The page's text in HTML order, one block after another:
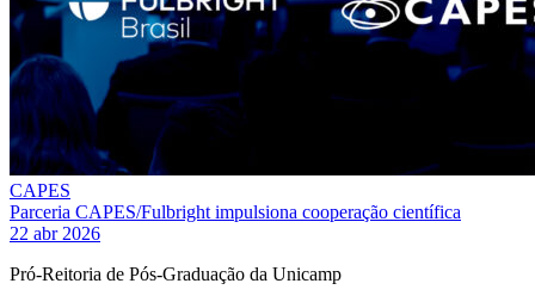
CAPES
Parceria CAPES/Fulbright impulsiona cooperação científica
22 abr 2026
Pró-Reitoria de Pós-Graduação da Unicamp